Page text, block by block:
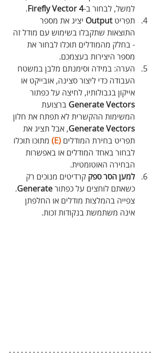
למשל, לבחור ב-Firefly Vector 4
.
תפריט Output יציג את מספר
התוצאות שתקבלו בשימוש עם מודל זה
- בחלק מהמודלים תוכלו לבחור את
מספר היצירות בעצמכם.
הערה: במידה וסימנתם מלבן במשטח
העבודה כדי ליצור סצינה, אובייקט או
אייקון בגבולותיו, לחיצה על כפתור
GenerateVectors
ברצועת
המשימות ההקשרית לא תפתח את חלון
GenerateVectors
, אבל תציג את
תפריט בחירת המודלים (E)
מתוכו תוכלו
לבחור באחד המודלים או באפשרות
הבחירה האוטומטית.
למען הסר ספק קרדיטים מנוכים רק
כשאתם לוחצים על כפתור Generate
.
צפייה בהמלצות מודלים או החלפתן
אינה משתמשת בנקודות זכות.